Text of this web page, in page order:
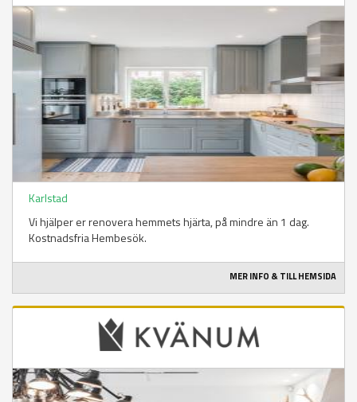
Karlstad
Vi hjälper er renovera hemmets hjärta, på mindre än 1 dag.
Kostnadsfria Hembesök.
MER INFO & TILL HEMSIDA